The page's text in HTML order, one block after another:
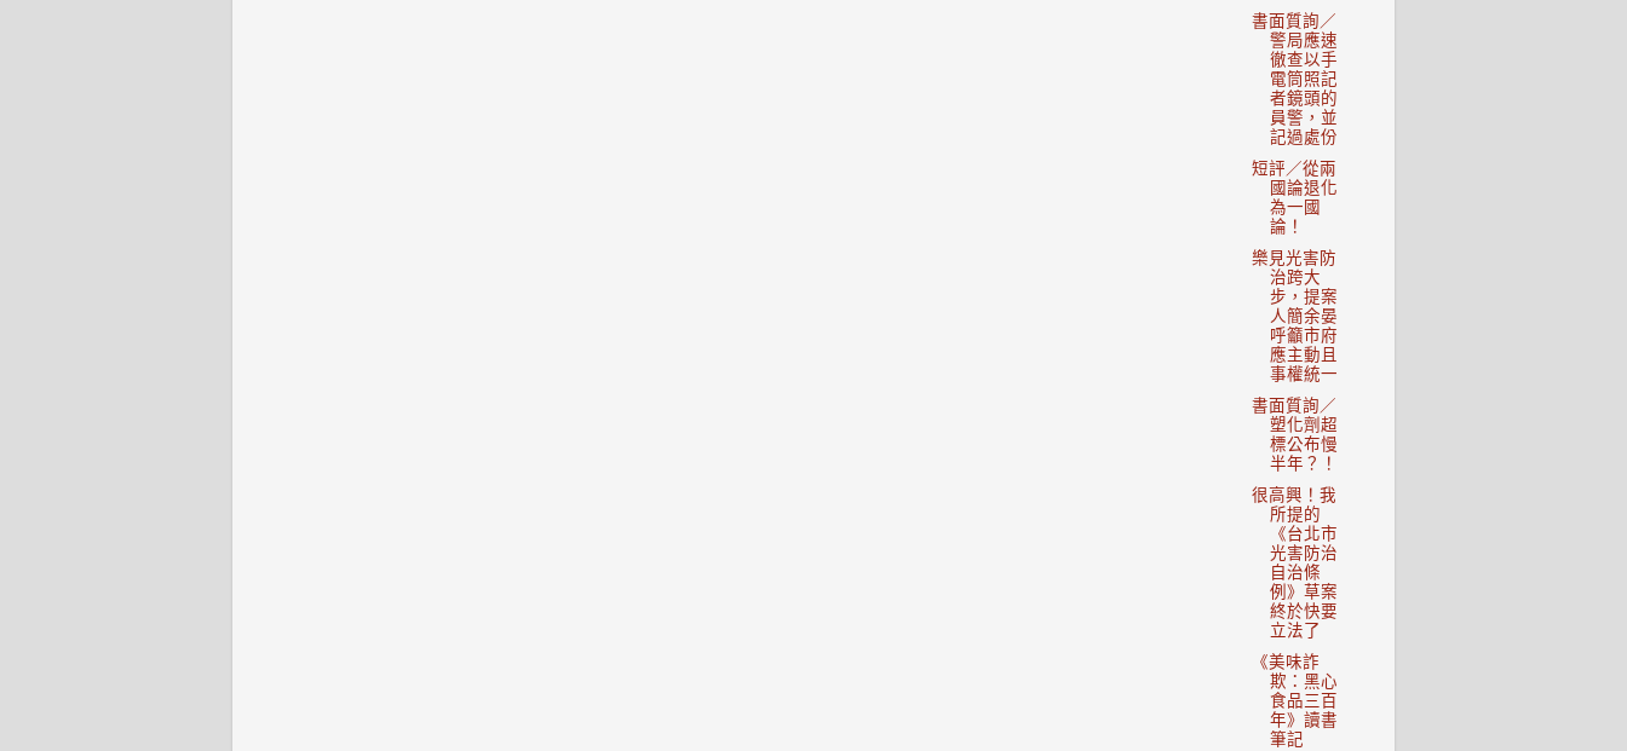
書面質詢／
警局應速
徹查以手
電筒照記
者鏡頭的
員警，並
記過處份
短評／從兩
國論退化
為一國
論！
樂見光害防
治跨大
步，提案
人簡余晏
呼籲市府
應主動且
事權統一
書面質詢／
塑化劑超
標公布慢
半年？！
很高興！我
所提的
《台北市
光害防治
自治條
例》草案
終於快要
立法了
《美味詐
欺：黑心
食品三百
年》讀書
筆記